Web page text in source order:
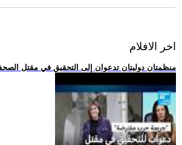
اخر الافلام
.. منظمتان دوليتان تدعوان إلى التحقيق في مقتل